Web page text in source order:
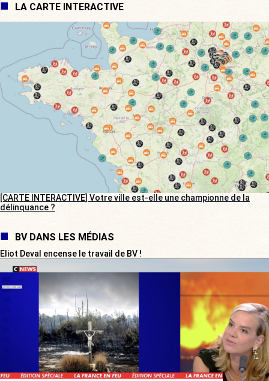
LA CARTE INTERACTIVE
[CARTE INTERACTIVE] Votre ville est-elle une championne de la
délinquance ?
BV DANS LES MÉDIAS
Eliot Deval encense le travail de BV !